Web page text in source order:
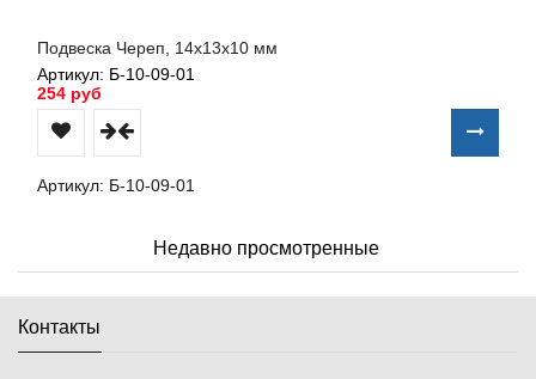
Подвеска Череп, 14х13х10 мм
Артикул: Б-10-09-01
254 руб
Артикул: Б-10-09-01
Недавно просмотренные
Контакты